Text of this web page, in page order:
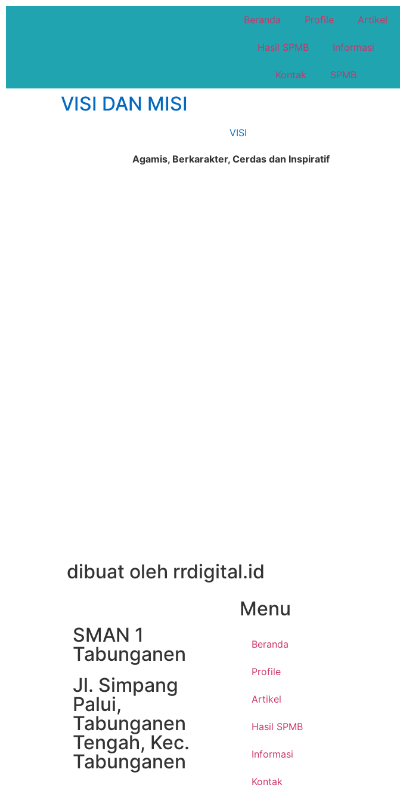
Beranda Profile Artikel
Hasil SPMB Informasi
Kontak SPMB
VISI DAN MISI
VISI
Agamis, Berkarakter, Cerdas dan Inspiratif
dibuat oleh rrdigital.id
SMAN 1
Tabunganen
Jl. Simpang
Palui,
Tabunganen
Tengah, Kec.
Tabunganen
Menu
Beranda
Profile
Artikel
Hasil SPMB
Informasi
Kontak